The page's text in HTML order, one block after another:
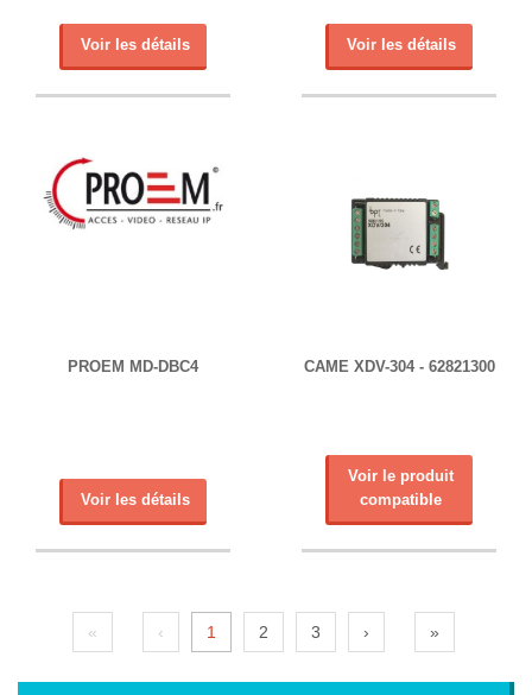
Voir les détails Voir les détails
PROEM MD-DBC4
Voir les détails
CAME XDV-304 - 62821300
Voir le produit
compatible
« ‹ 1 2 3 › »